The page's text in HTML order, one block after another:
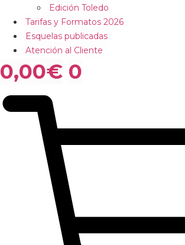
Edición Toledo
Tarifas y Formatos 2026
Esquelas publicadas
Atención al Cliente
0,00€ 0